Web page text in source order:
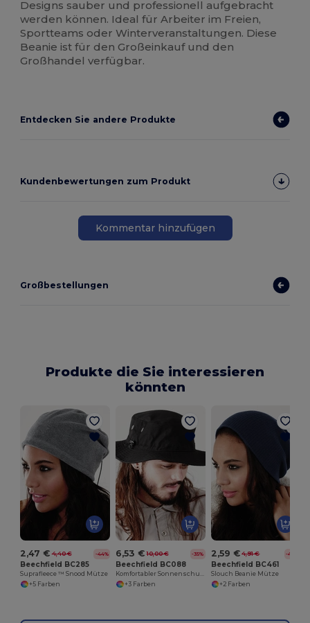
Designs sauber und professionell aufgebracht
werden können. Ideal für Arbeiter im Freien,
Sportteams oder Winterveranstaltungen. Diese
Beanie ist für den Großeinkauf und den
Großhandel verfügbar.
Entdecken Sie andere Produkte
Kundenbewertungen zum Produkt
Kommentar hinzufügen
Großbestellungen
Produkte die Sie interessieren
könnten
2,47 € 4,40 € -44%
Beechfield BC285
Suprafleece ™ Snood Mütze
+5 Farben
6,53 € 10,00 € -35%
Beechfield BC088
Komfortabler Sonnenschutz-Cargo-Hut mit Mesh
+3 Farben
2,59 € 4,91 € -47%
Beechfield BC461
Slouch Beanie Mütze
+2 Farben